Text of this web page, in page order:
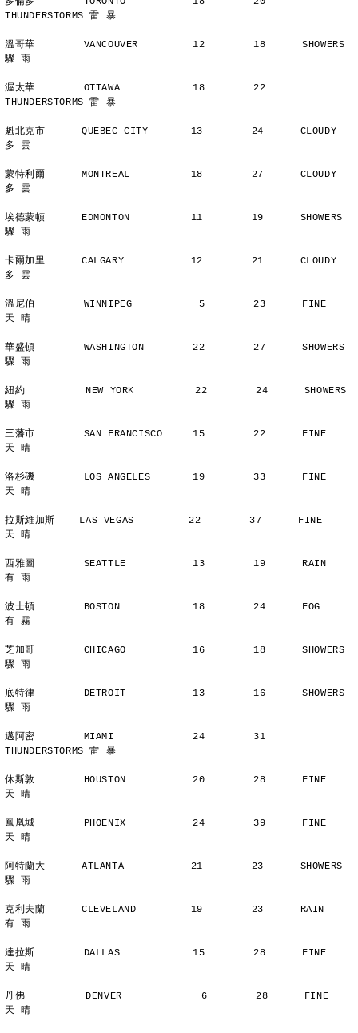
THUNDERSTORMS 雷 暴
溫哥華        VANCOUVER         12        18      SHOWERS
驟 雨
渥太華        OTTAWA            18        22
THUNDERSTORMS 雷 暴
魁北克市      QUEBEC CITY       13        24      CLOUDY
多 雲
蒙特利爾      MONTREAL          18        27      CLOUDY
多 雲
埃德蒙頓      EDMONTON          11        19      SHOWERS
驟 雨
卡爾加里      CALGARY           12        21      CLOUDY
多 雲
溫尼伯        WINNIPEG           5        23      FINE
天 晴
華盛頓        WASHINGTON        22        27      SHOWERS
驟 雨
紐約          NEW YORK          22        24      SHOWERS
驟 雨
三藩市        SAN FRANCISCO     15        22      FINE
天 晴
洛杉磯        LOS ANGELES       19        33      FINE
天 晴
拉斯維加斯    LAS VEGAS         22        37      FINE
天 晴
西雅圖        SEATTLE           13        19      RAIN
有 雨
波士頓        BOSTON            18        24      FOG
有 霧
芝加哥        CHICAGO           16        18      SHOWERS
驟 雨
底特律        DETROIT           13        16      SHOWERS
驟 雨
邁阿密        MIAMI             24        31
THUNDERSTORMS 雷 暴
休斯敦        HOUSTON           20        28      FINE
天 晴
鳳凰城        PHOENIX           24        39      FINE
天 晴
阿特蘭大      ATLANTA           21        23      SHOWERS
驟 雨
克利夫蘭      CLEVELAND         19        23      RAIN
有 雨
達拉斯        DALLAS            15        28      FINE
天 晴
丹佛          DENVER             6        28      FINE
天 晴